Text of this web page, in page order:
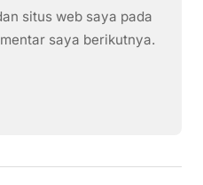
situs web saya pada
saya berikutnya.